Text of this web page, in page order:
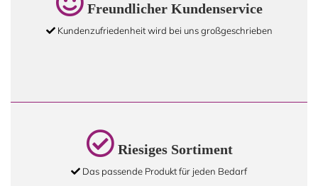
Freundlicher Kundenservice
Kundenzufriedenheit wird bei uns großgeschrieben
Riesiges Sortiment
Das passende Produkt für jeden Bedarf